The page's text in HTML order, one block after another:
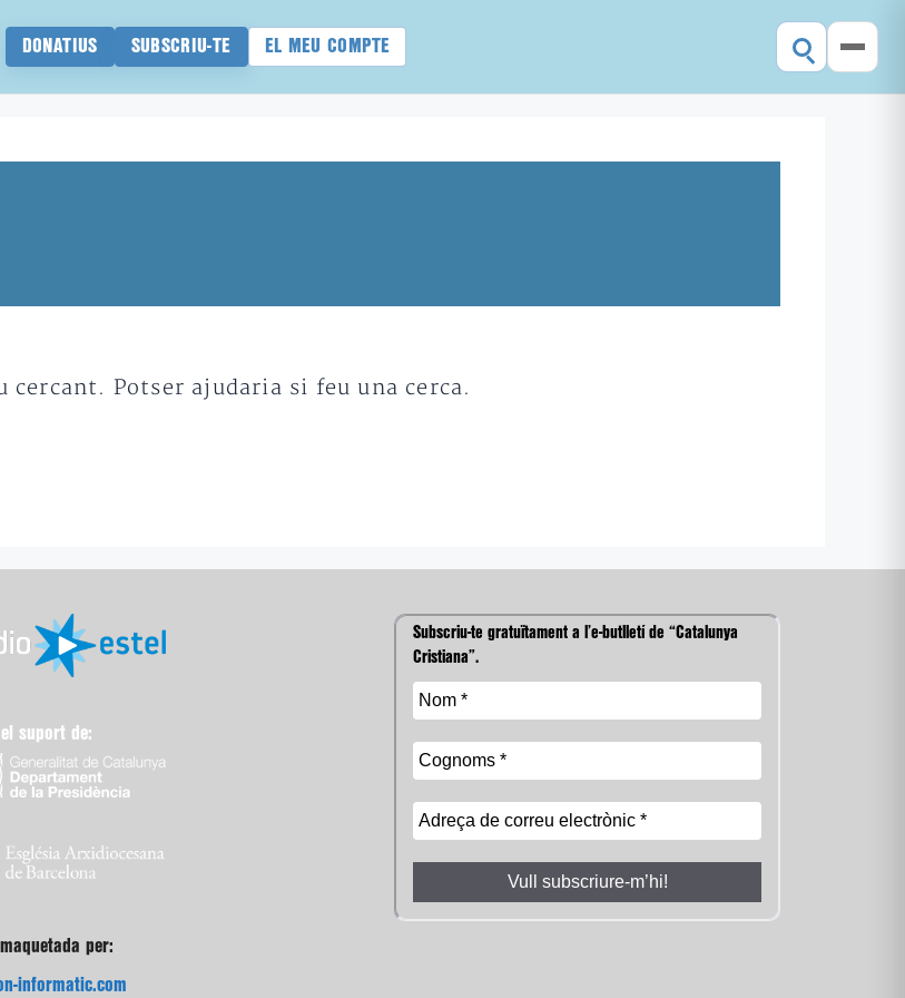
DONATIUS SUBSCRIU-TE EL MEU COMPTE
cercant. Potser ajudaria si feu una cerca.
suport de:
per:
informatic.com
Subscriu-te gratuïtament a l’e-butlletí de “Catalunya
Cristiana”.